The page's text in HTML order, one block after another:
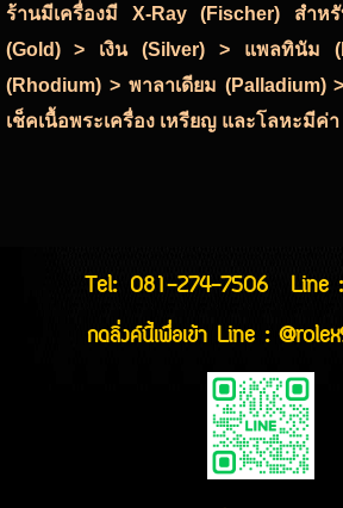
ร้านมีเครื่องมี X-Ray (Fischer) สำหรั
(Gold) > เงิน (Silver) > แพลทินัม
(Rhodium) > พาลาเดียม (Palladium)
เช็คเนื้อพระเครื่อง เหรียญ และโลหะมีค่
Tel: 081-274-7506
Line
กดลิ่งค์นี้เพื่อเข้า Line :